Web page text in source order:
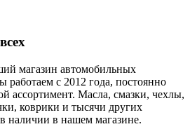
магазин автомобильных
работаем с 2012 года, постоянно
ассортимент. Масла, смазки, чехлы,
коврики и тысячи других
наличии в нашем магазине.